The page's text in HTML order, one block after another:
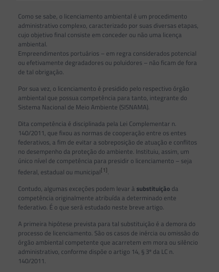
Como se sabe, o licenciamento ambiental é um procedimento
administrativo complexo, caracterizado por suas diversas etapas,
cujo objetivo final consiste em conceder ou não uma licença
ambiental.
Empreendimentos portuários – em regra considerados potencial
ou efetivamente degradadores ou poluidores – não ficam de fora
de tal obrigação.
Por sua vez, o licenciamento é presidido pelo respectivo órgão
ambiental que possua competência para tanto, integrante do
Sistema Nacional de Meio Ambiente (SISNAMA).
Dita competência é disciplinada pela Lei Complementar n.
140/2011, que fixou as normas de cooperação entre os entes
federativos, a fim de evitar a sobreposição de atuação e conflitos
no desempenho da proteção do ambiente. Instituiu, assim, um
único nível de competência para presidir o licenciamento – seja
federal, estadual ou municipal[1].
Contudo, algumas exceções podem levar à substituição da
competência originalmente atribuída a determinado ente
federativo. É o que será estudado neste breve artigo.
A primeira hipótese prevista para tal substituição é a demora do
processo de licenciamento. São os casos de inércia ou omissão do
órgão ambiental competente que acarretem em mora ou silêncio
administrativo, conforme dispõe o artigo 14, § 3º da LC n.
140/2011.